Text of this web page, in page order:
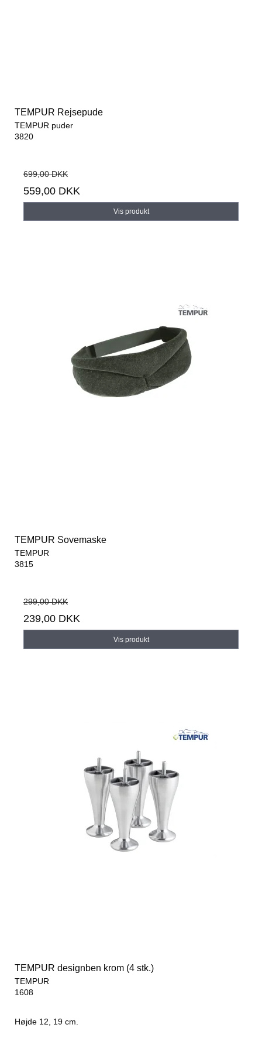
TEMPUR Rejsepude
TEMPUR puder
3820
699,00 DKK
559,00 DKK
Vis produkt
TEMPUR Sovemaske
TEMPUR
3815
299,00 DKK
239,00 DKK
Vis produkt
TEMPUR designben krom (4 stk.)
TEMPUR
1608
Højde 12, 19 cm.